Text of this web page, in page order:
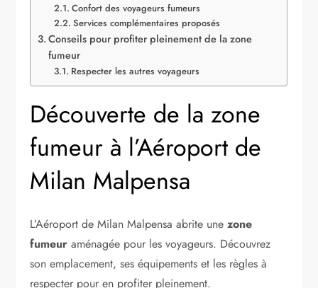
Confort des voyageurs fumeurs
Services complémentaires proposés
Conseils pour profiter pleinement de la zone
fumeur
Respecter les autres voyageurs
Découverte de la zone
fumeur à l’Aéroport de
Milan Malpensa
L’Aéroport de Milan Malpensa abrite unezone
fumeur aménagée pour les voyageurs. Découvrez
son emplacement, ses équipements et les règles à
respecter pour en profiter pleinement.